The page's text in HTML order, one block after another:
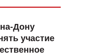
Дону
участие